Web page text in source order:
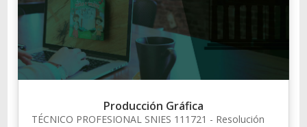
Producción Gráfica
TÉCNICO PROFESIONAL SNIES 111721 - Resolución